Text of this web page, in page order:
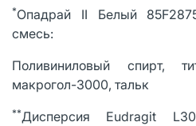
*Опадрай II Белый
смесь:
Поливиниловый спирт,
макрогол-3000, тальк
**Дисперсия Eudragit